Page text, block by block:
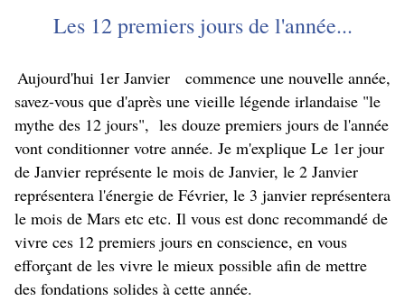
Les 12 premiers jours de l'année...
Aujourd'hui 1er Janvier commence une nouvelle année,
savez-vous que d'après une vieille légende irlandaise "le
mythe des 12 jours", les douze premiers jours de l'année
vont conditionner votre année. Je m'explique Le 1er jour
de Janvier représente le mois de Janvier, le 2 Janvier
représentera l'énergie de Février, le 3 janvier représentera
le mois de Mars etc etc. Il vous est donc recommandé de
vivre ces 12 premiers jours en conscience, en vous
efforçant de les vivre le mieux possible afin de mettre
des fondations solides à cette année.